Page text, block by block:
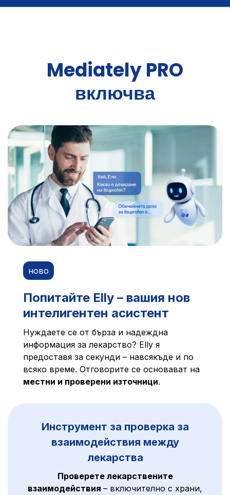
Mediately PRO
включва
ново
Попитайте Elly – вашия нов
интелигентен асистент
Нуждаете се от бърза и надеждна
информация за лекарство? Elly я
предоставя за секунди – навсякъде и по
всяко време. Отговорите се основават на
местни и проверени източници.
Инструмент за проверка за
взаимодействия между
лекарства
Проверете лекарствените
взаимодействия – включително с храни,